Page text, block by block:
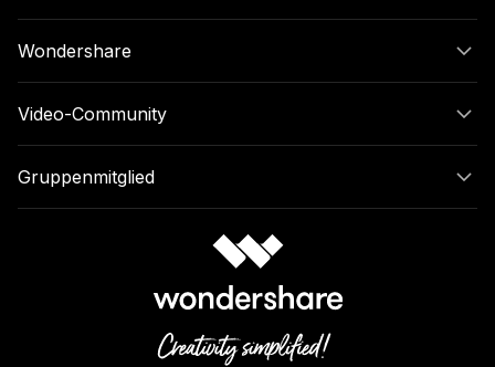
Wondershare
Video-Community
Gruppenmitglied